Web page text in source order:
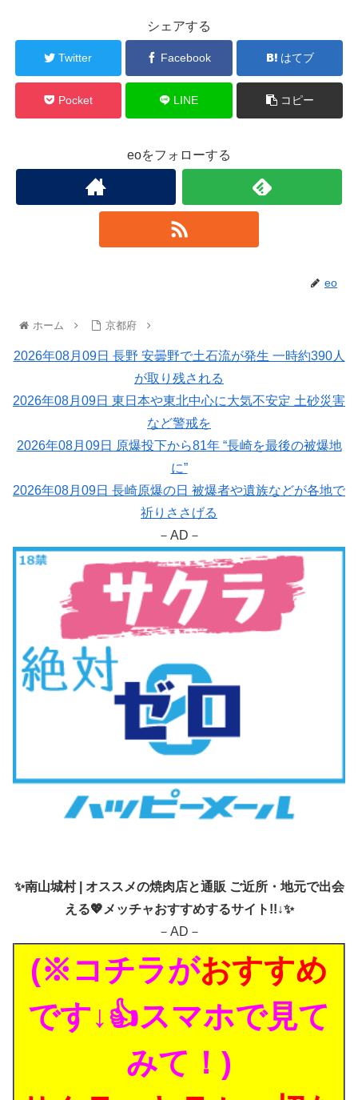
シェアする
Twitter Facebook はてブ
Pocket LINE コピー
eoをフォローする
eo
ホーム 京都府
2026年08月09日 長野 安曇野で土石流が発生 一時約390人
が取り残される
2026年08月09日 東日本や東北中心に大気不安定 土砂災害
など警戒を
2026年08月09日 原爆投下から81年 “長崎を最後の被爆地
に”
2026年08月09日 長崎原爆の日 被爆者や遺族などが各地で
祈りささげる
－AD－
✨南山城村 | オススメの焼肉店と通販 ご近所・地元で出会
える💖メッチャおすすめするサイト!!↓✨
－AD－
(※コチラがおすすめ
です↓👍スマホで見て
みて！)